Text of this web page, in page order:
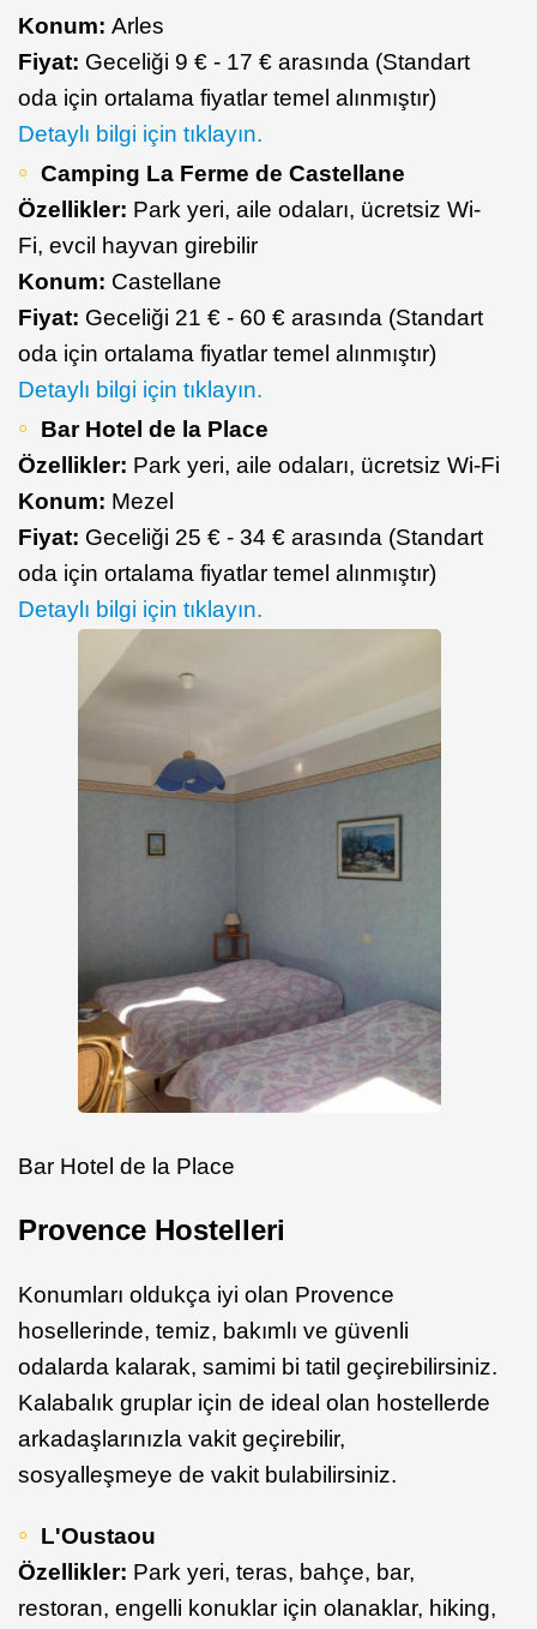
Konum: Arles
Fiyat: Geceliği 9 € - 17 € arasında (Standart
oda için ortalama fiyatlar temel alınmıştır)
Detaylı bilgi için tıklayın.
Camping La Ferme de Castellane
Özellikler: Park yeri, aile odaları, ücretsiz Wi-
Fi, evcil hayvan girebilir
Konum: Castellane
Fiyat: Geceliği 21 € - 60 € arasında (Standart
oda için ortalama fiyatlar temel alınmıştır)
Detaylı bilgi için tıklayın.
Bar Hotel de la Place
Özellikler: Park yeri, aile odaları, ücretsiz Wi-Fi
Konum: Mezel
Fiyat: Geceliği 25 € - 34 € arasında (Standart
oda için ortalama fiyatlar temel alınmıştır)
Detaylı bilgi için tıklayın.
Bar Hotel de la Place
Provence Hostelleri
Konumları oldukça iyi olan Provence
hosellerinde, temiz, bakımlı ve güvenli
odalarda kalarak, samimi bi tatil geçirebilirsiniz.
Kalabalık gruplar için de ideal olan hostellerde
arkadaşlarınızla vakit geçirebilir,
sosyalleşmeye de vakit bulabilirsiniz.
L'Oustaou
Özellikler: Park yeri, teras, bahçe, bar,
restoran, engelli konuklar için olanaklar, hiking,